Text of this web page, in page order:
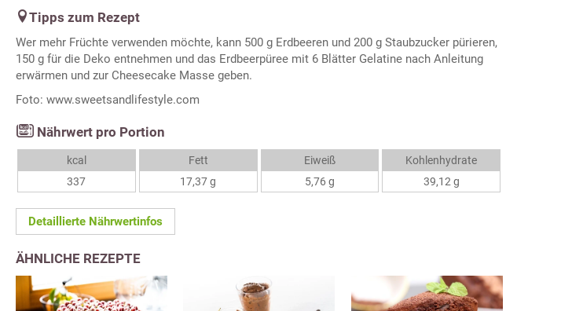
Tipps zum Rezept
Wer mehr Früchte verwenden möchte, kann 500 g Erdbeeren und 200 g Staubzucker pürieren,
150 g für die Deko entnehmen und das Erdbeerpüree mit 6 Blätter Gelatine nach Anleitung
erwärmen und zur Cheesecake Masse geben.
Foto: www.sweetsandlifestyle.com
Nährwert pro Portion
kcal
337
Fett
17,37 g
Eiweiß
5,76 g
Kohlenhydrate
39,12 g
Detaillierte Nährwertinfos
ÄHNLICHE REZEPTE